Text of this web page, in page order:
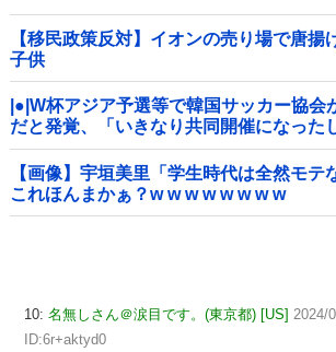
【移民政策反対】イオンの売り場で唐揚
子供
|●|W杯アジア予選等で韓国サッカー協会
だと発覚、「いきなり共同開催になった
の件に言及する声も……
【画像】宇垣美里「学生時代は全然モ
これほんまかぁ？w w w w w w w w
10: 名無しさん＠涙目です。(東京都) [US] 2024/
ID:6r+aktyd0